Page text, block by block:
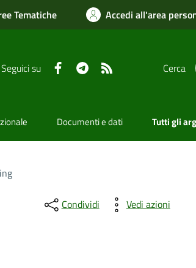
Tematiche Accedi all'area
Seguici su FacebookTelegram Cerca
Documenti e dati Tutti gli
Condividi Vedi azioni